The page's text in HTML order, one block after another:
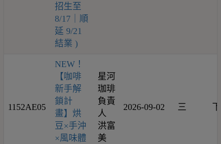
招生至
8/17｜順
延 9/21
結業 )
1152AE05
NEW！
【咖啡
新手解
鎖計
畫】烘
豆×手沖
×風味體
星河
珈琲
負責
人
洪富
美
2026-09-02 三